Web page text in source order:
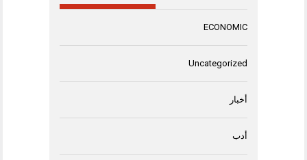
ECONOMIC
Uncategorized
أخبار
أدب